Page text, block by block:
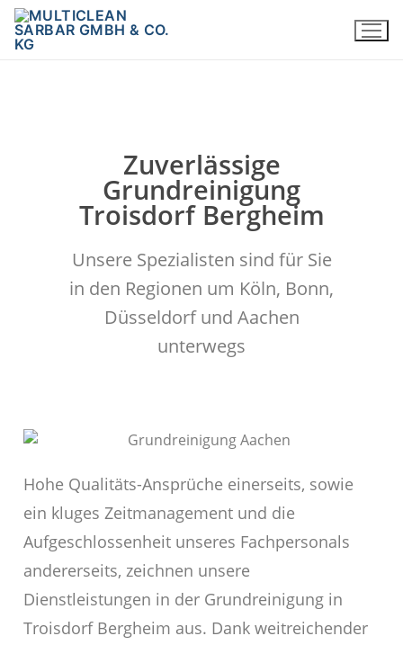
Zuverlässige
Grundreinigung
Troisdorf Bergheim
Unsere Spezialisten sind für Sie
in den Regionen um Köln, Bonn,
Düsseldorf und Aachen
unterwegs
Hohe Qualitäts-Ansprüche einerseits, sowie
ein kluges Zeitmanagement und die
Aufgeschlossenheit unseres Fachpersonals
andererseits, zeichnen unsere
Dienstleistungen in der Grundreinigung in
Troisdorf Bergheim aus. Dank weitreichender